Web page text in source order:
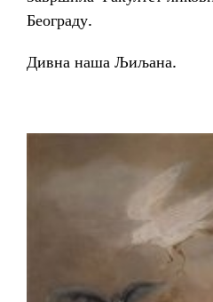
Београду.
Дивна наша Љиљана.